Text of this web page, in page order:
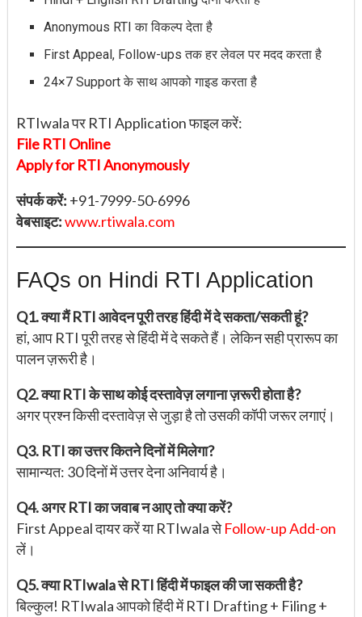
Anonymous RTI का विकल्प देता है
First Appeal, Follow-ups तक हर लेवल पर मदद करता है
24×7 Support के साथ आपको गाइड करता है
RTIwala पर RTI Application फाइल करें:
File RTI Online
Apply forRTI Anonymously
संपर्क करें: +91-7999-50-6996
वेबसाइट:www.rtiwala.com
FAQs on Hindi RTI Application
Q1. क्या मैं RTI आवेदन पूरी तरह हिंदी में दे सकता/सकती हूं?
हां, आप RTI पूरी तरह से हिंदी में दे सकते हैं। लेकिन सही प्रारूप का
पालन ज़रूरी है।
Q2. क्या RTI के साथ कोई दस्तावेज़ लगाना ज़रूरी होता है?
अगर प्रश्न किसी दस्तावेज़ से जुड़ा है तो उसकी कॉपी जरूर लगाएं।
Q3. RTI का उत्तर कितने दिनों में मिलेगा?
सामान्यत: 30 दिनों में उत्तर देना अनिवार्य है।
Q4. अगर RTI का जवाब न आए तो क्या करें?
First Appeal दायर करें या RTIwala सेFollow-up Add-on
लें।
Q5. क्या RTIwala से RTI हिंदी में फाइल की जा सकती है?
बिल्कुल! RTIwala आपको हिंदी में RTI Drafting + Filing +